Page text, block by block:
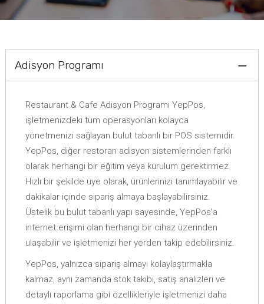
Adisyon Programı
Restaurant & Cafe Adisyon Programı YepPos,
işletmenizdeki tüm operasyonları kolayca
yönetmenizi sağlayan bulut tabanlı bir POS sistemidir.
YepPos, diğer restoran adisyon sistemlerinden farklı
olarak herhangi bir eğitim veya kurulum gerektirmez.
Hızlı bir şekilde üye olarak, ürünlerinizi tanımlayabilir ve
dakikalar içinde sipariş almaya başlayabilirsiniz.
Üstelik bu bulut tabanlı yapı sayesinde, YepPos’a
internet erişimi olan herhangi bir cihaz üzerinden
ulaşabilir ve işletmenizi her yerden takip edebilirsiniz.
YepPos, yalnızca sipariş almayı kolaylaştırmakla
kalmaz, aynı zamanda stok takibi, satış analizleri ve
detaylı raporlama gibi özellikleriyle işletmenizi daha